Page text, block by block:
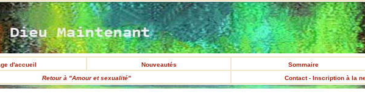
d'accueil Nouveautés Sommaire
Retour à "Amour et sexualité"
Contact - Inscription à la